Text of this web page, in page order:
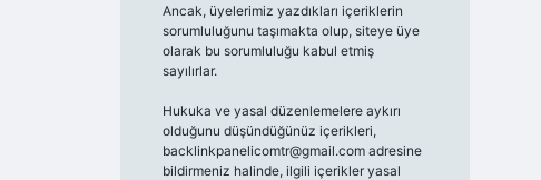
Ancak, üyelerimiz yazdıkları içeriklerin
sorumluluğunu taşımakta olup, siteye üye
olarak bu sorumluluğu kabul etmiş
sayılırlar.
Hukuka ve yasal düzenlemelere aykırı
olduğunu düşündüğünüz içerikleri,
backlinkpanelicomtr@gmail.comadresine
bildirmeniz halinde, ilgili içerikler yasal